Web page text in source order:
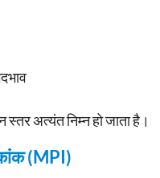
स्तर अत्यंत निम्न हो जाता है।
(MPI)